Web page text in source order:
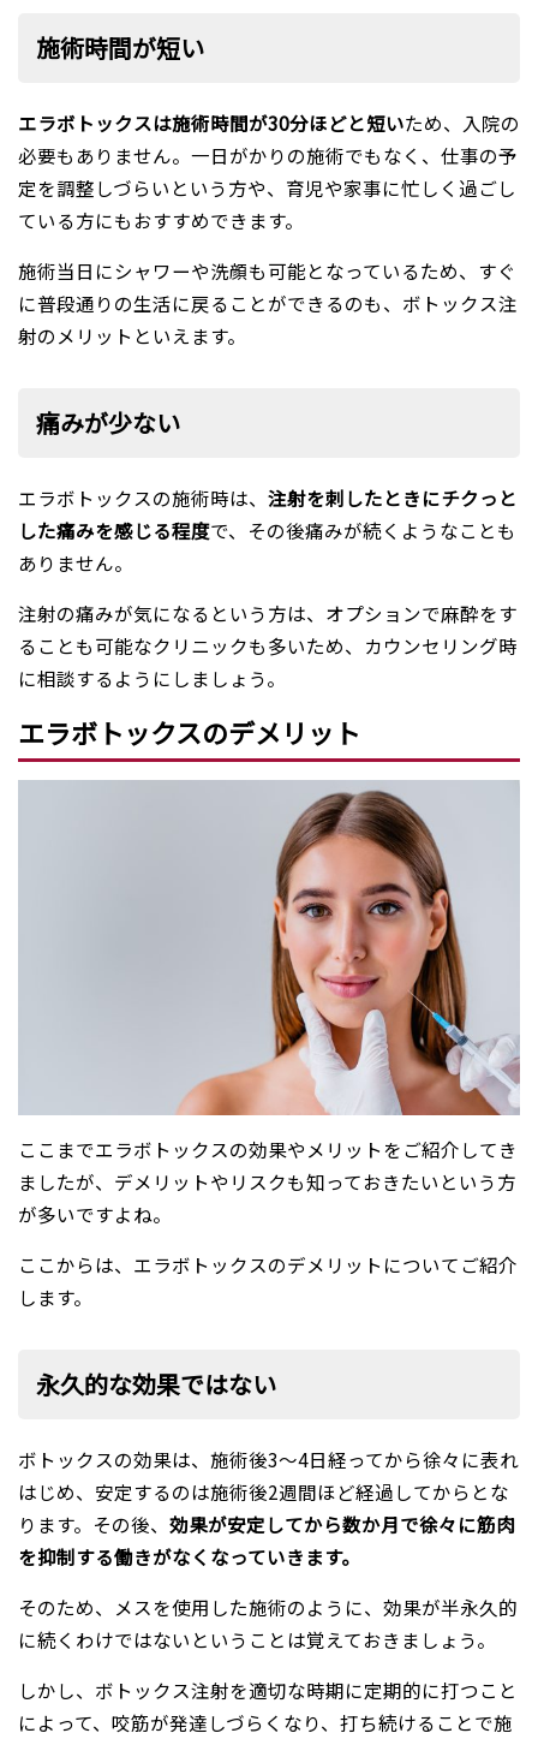
施術時間が短い
エラボトックスは施術時間が30分ほどと短いため、入院の
必要もありません。一日がかりの施術でもなく、仕事の予
定を調整しづらいという方や、育児や家事に忙しく過ごし
ている方にもおすすめできます。
施術当日にシャワーや洗顔も可能となっているため、すぐ
に普段通りの生活に戻ることができるのも、ボトックス注
射のメリットといえます。
痛みが少ない
エラボトックスの施術時は、 注射を刺したときにチクっと
した痛みを感じる程度で、その後痛みが続くようなことも
ありません。
注射の痛みが気になるという方は、オプションで麻酔をす
ることも可能なクリニックも多いため、カウンセリング時
に相談するようにしましょう。
エラボトックスのデメリット
ここまでエラボトックスの効果やメリットをご紹介してき
ましたが、デメリットやリスクも知っておきたいという方
が多いですよね。
ここからは、エラボトックスのデメリットについてご紹介
します。
永久的な効果ではない
ボトックスの効果は、施術後3～4日経ってから徐々に表れ
はじめ、安定するのは施術後2週間ほど経過してからとな
ります。その後、 効果が安定してから数か月で徐々に筋肉
を抑制する働きがなくなっていきます。
そのため、メスを使用した施術のように、効果が半永久的
に続くわけではないということは覚えておきましょう。
しかし、ボトックス注射を適切な時期に定期的に打つこと
によって、咬筋が発達しづらくなり、打ち続けることで施